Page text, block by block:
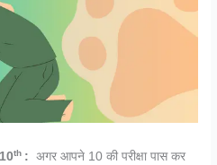
th : अगर आपने 10 की परीक्षा पास कर